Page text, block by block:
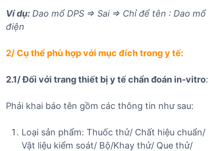
Ví dụ: Dao mổ DPS => Sai => Chỉ để tên : Dao mổ
điện
2/ Cụ thể phù hợp với mục đích trong y tế:
2.1/ Đối với trang thiết bị y tế chẩn đoán in-vitro:
Phải khai báo tên gồm các thông tin như sau:
Loại sản phẩm: Thuốc thử/ Chất hiệu chuẩn/
Vật liệu kiểm soát/ Bộ/Khay thử/ Que thử/